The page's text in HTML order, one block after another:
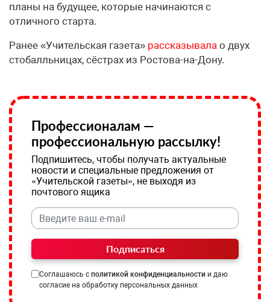
планы на будущее, которые начинаются с
отличного старта.
Ранее «Учительская газета» рассказывала о двух
стобалльницах, сёстрах из Ростова-на-Дону.
Профессионалам —
профессиональную рассылку!
Подпишитесь, чтобы получать актуальные
новости и специальные предложения от
«Учительской газеты», не выходя из
почтового ящика
Подписаться
Соглашаюсь с политикой конфиденциальности и даю
согласие на обработку персональных данных